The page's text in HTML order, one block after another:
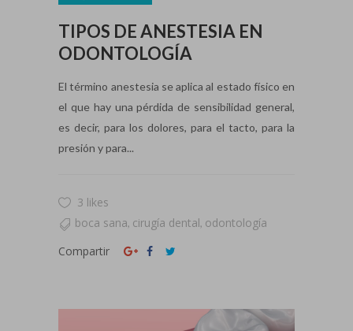
TIPOS DE ANESTESIA EN
ODONTOLOGÍA
El término anestesia se aplica al estado físico en
el que hay una pérdida de sensibilidad general,
es decir, para los dolores, para el tacto, para la
presión y para...
3 likes
boca sana, cirugía dental, odontología
Compartir